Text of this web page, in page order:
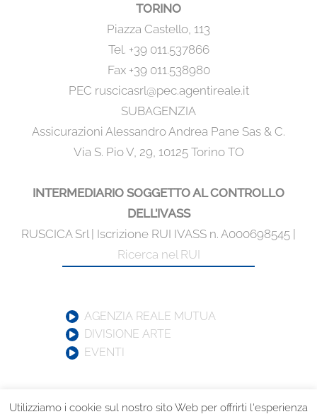
TORINO
Piazza Castello, 113
Tel. +39 011.537866
Fax +39 011.538980
PEC ruscicasrl@pec.agentireale.it
SUBAGENZIA
Assicurazioni Alessandro Andrea Pane Sas & C.
Via S. Pio V, 29, 10125 Torino TO
INTERMEDIARIO SOGGETTO AL CONTROLLO
DELL’IVASS
RUSCICA Srl | Iscrizione RUI IVASS n. A000698545 |
Ricerca nel RUI
AGENZIA REALE MUTUA
DIVISIONE ARTE
EVENTI
Utilizziamo i cookie sul nostro sito Web per offrirti l'esperienza